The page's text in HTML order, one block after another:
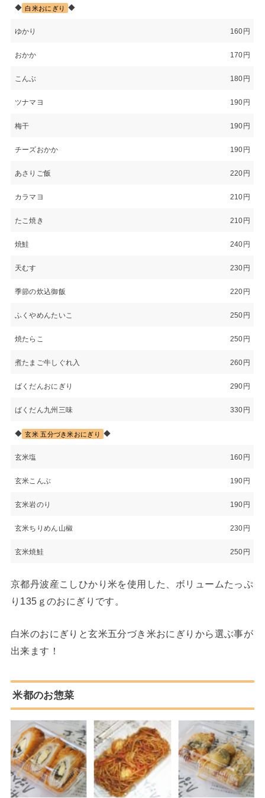
◆ 白米おにぎり ◆
ゆかり 160円
おかか 170円
こんぶ 180円
ツナマヨ 190円
梅干 190円
チーズおかか 190円
あさりご飯 220円
カラマヨ 210円
たこ焼き 210円
焼鮭 240円
天むす 230円
季節の炊込御飯 220円
ふくやめんたいこ 250円
焼たらこ 250円
煮たまご牛しぐれ入 260円
ばくだんおにぎり 290円
ばくだん九州三味 330円
◆ 玄米 五分づき米おにぎり ◆
玄米塩 160円
玄米こんぶ 190円
玄米岩のり 190円
玄米ちりめん山椒 230円
玄米焼鮭 250円
京都丹波産こしひかり米を使用した、ボリュームたっぷ
り135ｇのおにぎりです。
白米のおにぎりと玄米五分づき米おにぎりから選ぶ事が
出来ます！
米都のお惣菜